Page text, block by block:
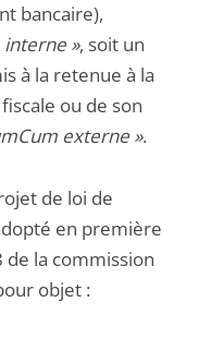
bancaire),
interne », soit un
à la retenue à la
ou de son
externe ».
de loi de
en première
de la commission
objet :